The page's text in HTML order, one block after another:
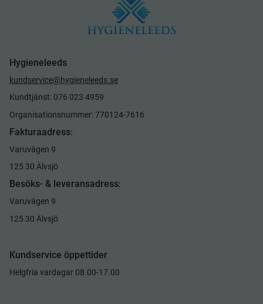
Hygieneleeds
kundservice@hygieneleeds.se
Kundtjänst: 076 023 4959
Organisationsnummer: 770124-7616
Fakturaadress:
Varuvägen 9
125 30 Älvsjö
Besöks- & leveransadress:
Varuvägen 9
125 30 Älvsjö
Kundservice öppettider
Helgfria vardagar 08.00-17.00